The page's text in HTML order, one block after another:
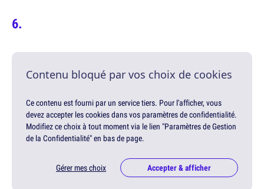
Contenu bloqué par vos choix de cookies
Ce contenu est fourni par un service tiers. Pour l'afficher, vous
devez accepter les cookies dans vos paramètres de confidentialité.
Modifiez ce choix à tout moment via le lien "Paramètres de Gestion
de la Confidentialité" en bas de page.
Gérer mes choix Accepter & afficher